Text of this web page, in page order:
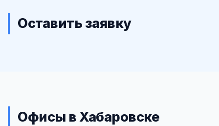
Оставить заявку
Офисы в Хабаровске